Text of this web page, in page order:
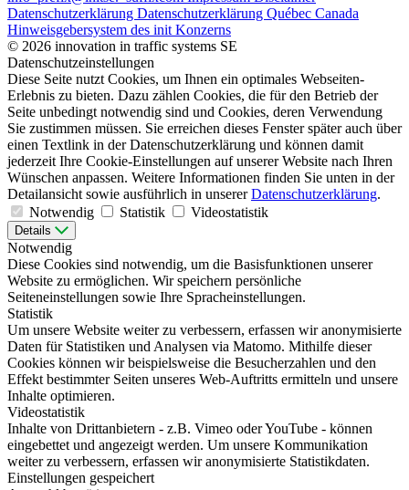
Datenschutzerklärung Datenschutzerklärung Québec Canada
Hinweisgebersystem des init Konzerns
© 2026 innovation in traffic systems SE
Datenschutzeinstellungen
Diese Seite nutzt Cookies, um Ihnen ein optimales Webseiten-
Erlebnis zu bieten. Dazu zählen Cookies, die für den Betrieb der
Seite unbedingt notwendig sind und Cookies, deren Verwendung
Sie zustimmen müssen. Sie erreichen dieses Fenster später auch über
einen Textlink in der Datenschutzerklärung und können damit
jederzeit Ihre Cookie-Einstellungen auf unserer Website nach Ihren
Wünschen anpassen. Weitere Informationen finden Sie unten in der
Detailansicht sowie ausführlich in unsererDatenschutzerklärung.
Notwendig
Statistik Videostatistik
Details
Notwendig
Diese Cookies sind notwendig, um die Basisfunktionen unserer
Website zu ermöglichen. Wir speichern persönliche
Seiteneinstellungen sowie Ihre Spracheinstellungen.
Statistik
Um unsere Website weiter zu verbessern, erfassen wir anonymisierte
Daten für Statistiken und Analysen via Matomo. Mithilfe dieser
Cookies können wir beispielsweise die Besucherzahlen und den
Effekt bestimmter Seiten unseres Web-Auftritts ermitteln und unsere
Inhalte optimieren.
Videostatistik
Inhalte von Drittanbietern - z.B. Vimeo oder YouTube - können
eingebettet und angezeigt werden. Um unsere Kommunikation
weiter zu verbessern, erfassen wir anonymisierte Statistikdaten.
Einstellungen gespeichert